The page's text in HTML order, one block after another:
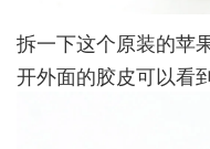
拆一下这个原装的苹
开外面的胶皮可以看